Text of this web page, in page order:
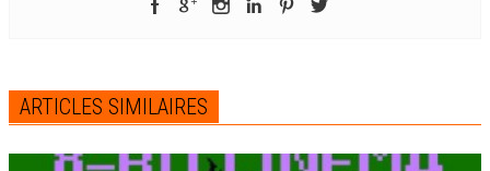
ARTICLES SIMILAIRES